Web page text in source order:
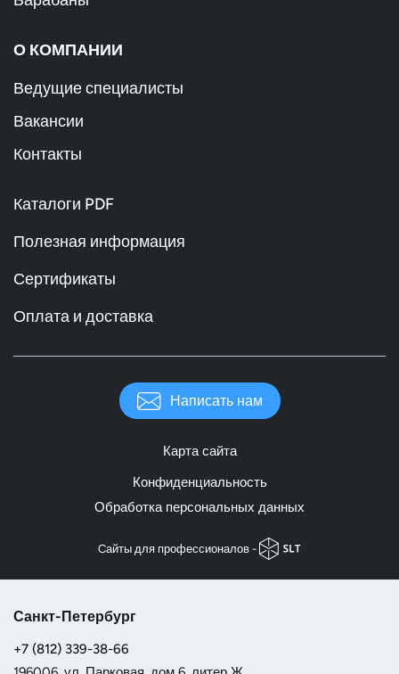
О КОМПАНИИ
Ведущие специалисты
Вакансии
Контакты
Каталоги PDF
Полезная информация
Сертификаты
Оплата и доставка
Написать нам
Карта сайта
Конфиденциальность
Обработка персональных данных
Cайты для профессионалов -
Санкт-Петербург
+7 (812) 339-38-66